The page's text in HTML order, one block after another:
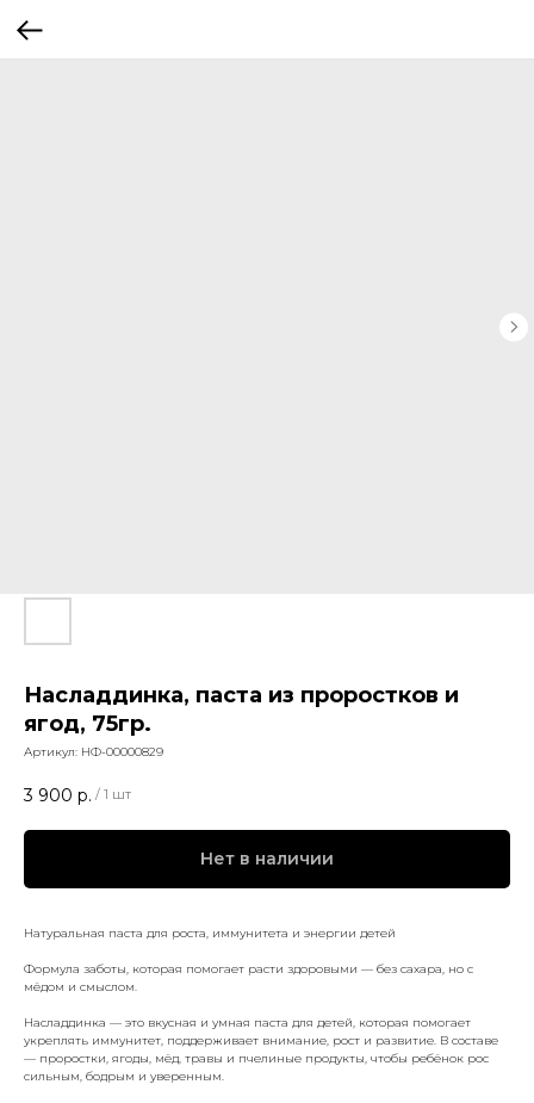
Насладдинка, паста из проростков и
ягод, 75гр.
Артикул: НФ-00000829
3 900 р. / 1 шт
Нет в наличии
Натуральная паста для роста, иммунитета и энергии детей
Формула заботы, которая помогает расти здоровыми — без сахара, но с
мёдом и смыслом.
Насладдинка — это вкусная и умная паста для детей, которая помогает
укреплять иммунитет, поддерживает внимание, рост и развитие. В составе
— проростки, ягоды, мёд, травы и пчелиные продукты, чтобы ребёнок рос
сильным, бодрым и уверенным.